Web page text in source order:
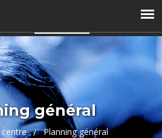
général
Planning général